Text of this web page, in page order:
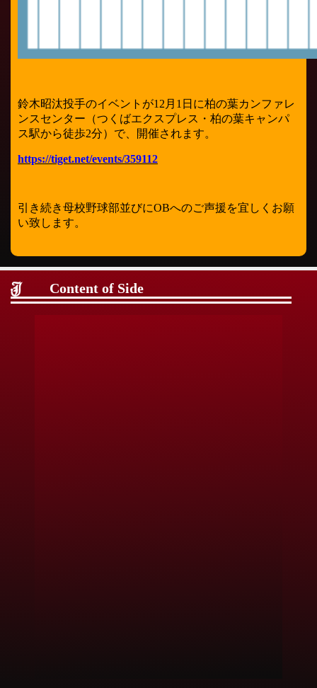
鈴木昭汰投手のイベントが12月1日に柏の葉カンファレ
ンスセンター（つくばエクスプレス・柏の葉キャンパ
ス駅から徒歩2分）で、開催されます。
https://tiget.net/events/359112
引き続き母校野球部並びにOBへのご声援を宜しくお願
い致します。
Content of Side